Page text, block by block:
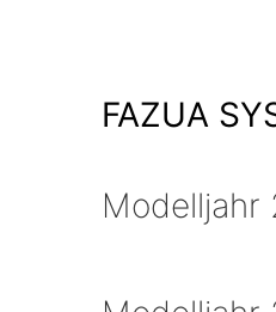
FAZUA
Modelljahr